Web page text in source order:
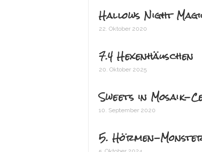
Hallows Night
22. Oktober 2020
7.4 Hexenhäuschen
20. Oktober 2025
Sweets in Mosaik-
10. September 2020
5. Hörmen-